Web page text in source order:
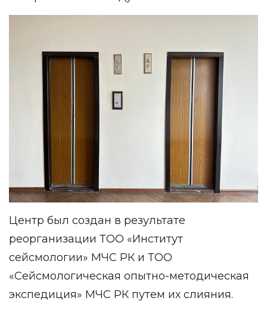
Центр был создан в результате
реорганизации ТОО «Институт
сейсмологии» МЧС РК и ТОО
«Сейсмологическая опытно-методическая
экспедиция» МЧС РК путем их слияния.